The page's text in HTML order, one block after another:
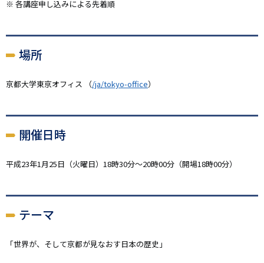
※ 各講座申し込みによる先着順
場所
京都大学東京オフィス （/ja/tokyo-office）
開催日時
平成23年1月25日（火曜日）18時30分～20時00分（開場18時00分）
テーマ
「世界が、そして京都が見なおす日本の歴史」